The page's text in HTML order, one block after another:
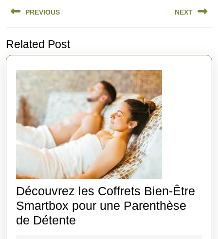
de
PREVIOUS
post:
NEXT
Related Post
Découvrez les Coffrets Bien-Être
Smartbox pour une Parenthèse
de Détente